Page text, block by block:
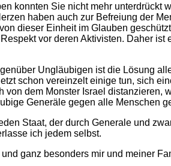
konnten Sie nicht mehr unterdrückt
haben auch zur Befreiung der
dieser Einheit im Glauben
vor deren Aktivisten. Daher ist
Ungläubigen ist die Lösung
schon vereinzelt einige tun, sich
von dem Monster Israel distanzieren,
Generäle gegen alle Menschen
Staat, der durch Generale und
ich jedem selbst.
ganz besonders mir und meiner